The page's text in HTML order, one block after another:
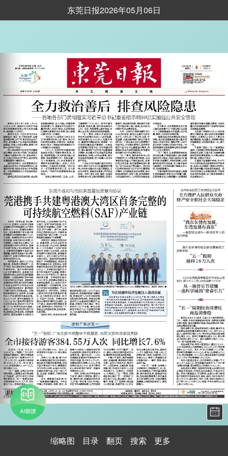
东莞日报2026年05月06日
缩略图 目录 翻页 搜索 更多